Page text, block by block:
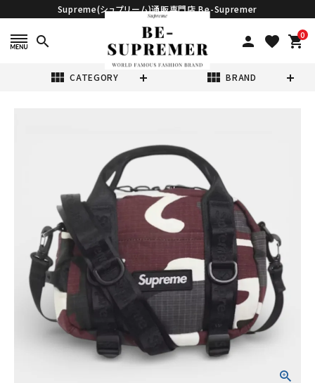
Supreme(シュプリーム)通販専門店 Be-Supremer
search person favorite 0
shopping_cart
view_module CATEGORY view_module BRAND
Supreme シュプ
リーム 2026SS
Mini Duffle Bag
ミニダッフルバッグ
レッドカモ
¥27,980 (税込)
NEW ITEMS